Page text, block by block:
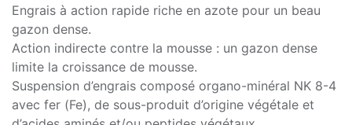
Engrais à action rapide riche en azote pour un beau
gazon dense.
Action indirecte contre la mousse : un gazon dense
limite la croissance de mousse.
Suspension d’engrais composé organo-minéral NK 8-4
avec fer (Fe), de sous-produit d’origine végétale et